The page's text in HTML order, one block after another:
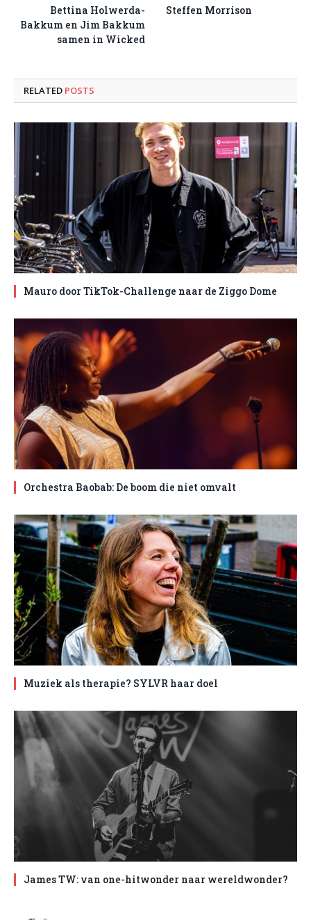
Bettina Holwerda-
Bakkum en Jim Bakkum
samen in Wicked
Steffen Morrison
RELATED POSTS
Mauro door TikTok-Challenge naar de Ziggo Dome
Orchestra Baobab: De boom die niet omvalt
Muziek als therapie? SYLVR haar doel
James TW: van one-hitwonder naar wereldwonder?